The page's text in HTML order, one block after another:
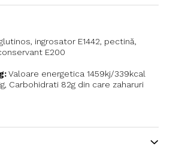
ingrosator E1442, pectină,
E200
Valoare energetica 1459kj/339kcal
Carbohidrati 82g din care zaharuri